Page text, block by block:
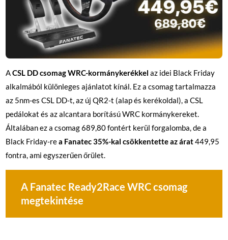
ACSL DD csomag WRC-kormánykerékkelaz idei Black Friday
alkalmából különleges ajánlatot kínál. Ez a csomag tartalmazza
az 5nm-es CSL DD-t, az új QR2-t (alap és kerékoldal), a CSL
pedálokat és az alcantara borítású WRC kormánykereket.
Általában ez a csomag 689,80 fontért kerül forgalomba, de a
Black Friday-rea Fanatec 35%-kal csökkentette az árat449,95
fontra, ami egyszerűen őrület.
A Fanatec Ready2Race WRC csomag
megtekintése